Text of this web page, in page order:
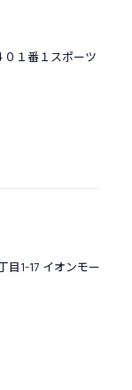
１番１スポーツ
目1-17 イオンモー